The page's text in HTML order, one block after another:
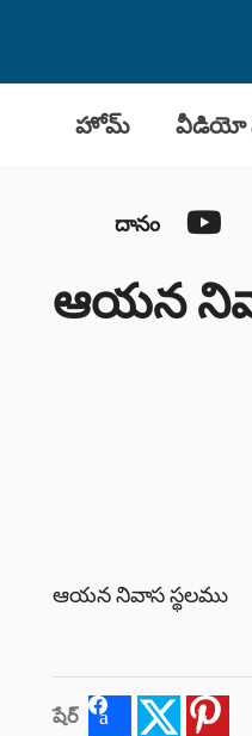
హోమ్ వీడియో
దానం
ఆయన
ఆయన నివాస స్థలము
షేర్ FacebookTwitter